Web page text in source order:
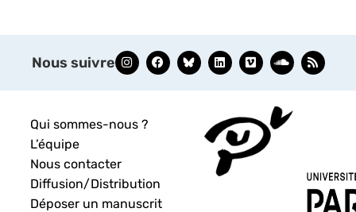
Nous suivre
Qui sommes-nous ?
L’équipe
Nous contacter
Diffusion/Distribution
Déposer un manuscrit